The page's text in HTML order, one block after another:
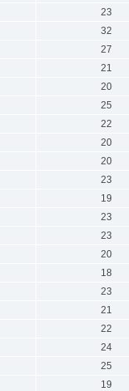
23
32
27
21
20
25
22
20
20
23
19
23
23
20
18
23
21
22
24
25
19